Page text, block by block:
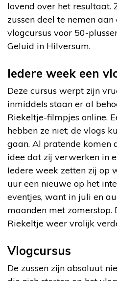
lovend over het resultaat.
zussen deel te nemen
vlogcursus voor 50-
Geluid in Hilversum.
Iedere week een
Deze cursus werpt zijn
inmiddels staan er al
Riekeltje-filmpjes online.
hebben ze niet; de vlogs
gaan. Al pratende komen
idee dat zij verwerken in
Iedere week zetten zij op
uur een nieuwe op het
eventjes, want in juli en
maanden met zomerstop.
Riekeltje weer vrolijk
Vlogcursus
De zussen zijn absoluut